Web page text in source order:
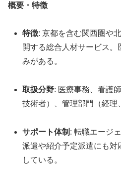
概要・特徴
特徴: 京都を含む関西圏や
開する総合人材サービス
みがある。
取扱分野: 医療事務、看護
技術者）、管理部門（経理
サポート体制 : 転職エージ
派遣や紹介予定派遣にも対
している。